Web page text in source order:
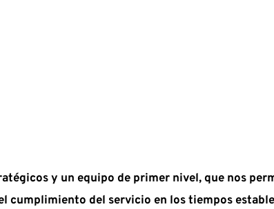
y un equipo de primer nivel, que nos
cumplimiento del servicio en los tiempos